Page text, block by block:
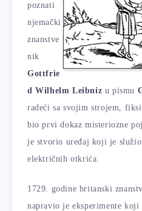
poznati
njemački
znanstve
nik
Gottfrie
d Wilhelm Leibniz u pismu
radeći sa svojim strojem,
bio prvi dokaz misteriozne
je stvorio uređaj koji je
električnih otkrića.
1729. godine britanski
napravio je eksperimente